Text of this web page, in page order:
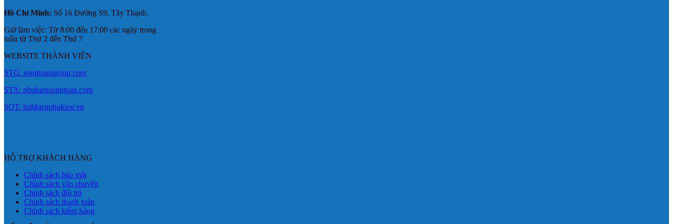
Hồ Chí Minh: Số 16 Đường S9, Tây Thạnh.
Giờ làm việc: Từ 8:00 đến 17:00 các ngày trong
tuần từ Thứ 2 đến Thứ 7
WEBSITE THÀNH VIÊN
STG: songtoangroup.com
STA: phukiensongtoan.com
SOT: linhkienphukien.vn
HỖ TRỢ KHÁCH HÀNG
Chính sách bảo mật
Chính sách vận chuyển
Chính sách đổi trả
Chính sách thanh toán
Chính sách kiểm hàng